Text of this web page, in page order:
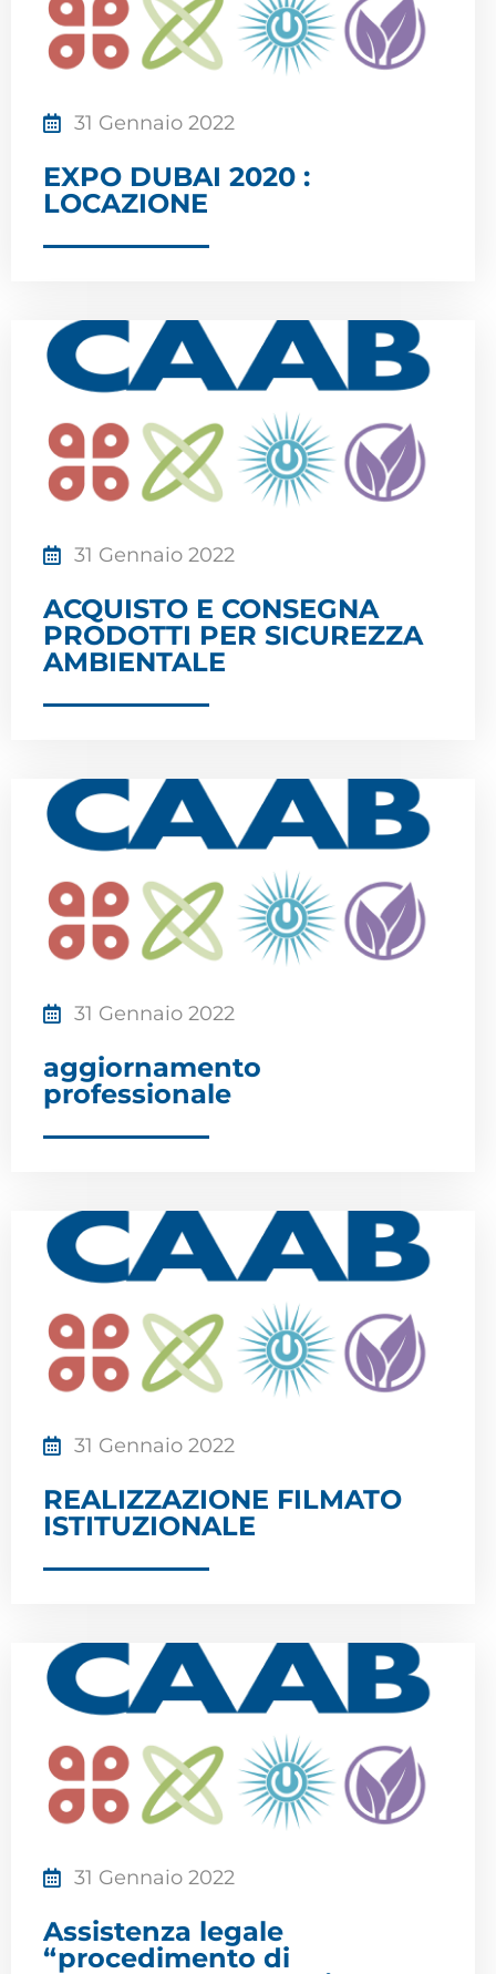
31 Gennaio 2022
EXPO DUBAI 2020 :
LOCAZIONE
31 Gennaio 2022
ACQUISTO E CONSEGNA
PRODOTTI PER SICUREZZA
AMBIENTALE
31 Gennaio 2022
aggiornamento
professionale
31 Gennaio 2022
REALIZZAZIONE FILMATO
ISTITUZIONALE
31 Gennaio 2022
Assistenza legale
“procedimento di